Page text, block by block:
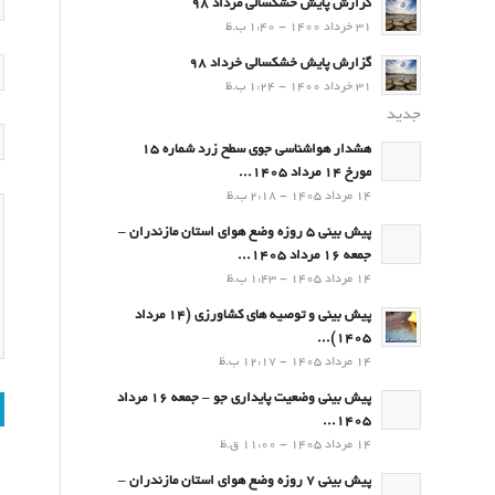
گزارش پایش خشکسالی مرداد 98
31 خرداد 1400 - 1:40 ب.ظ
گزارش پایش خشکسالی خرداد 98
31 خرداد 1400 - 1:24 ب.ظ
جدید
هشدار هواشناسی جوی سطح زرد شماره 15
مورخ 14 مرداد 1405...
14 مرداد 1405 - 2:18 ب.ظ
پیش بینی 5 روزه وضع هوای استان مازندران –
جمعه 16 مرداد 1405...
14 مرداد 1405 - 1:43 ب.ظ
پیش بینی و توصیه های کشاورزی (14 مرداد
۱۴۰۵)...
14 مرداد 1405 - 12:17 ب.ظ
پیش بینی وضعیت پایداری جو – جمعه 16 مرداد
1405...
14 مرداد 1405 - 11:00 ق.ظ
پیش بینی 7 روزه وضع هوای استان مازندران –